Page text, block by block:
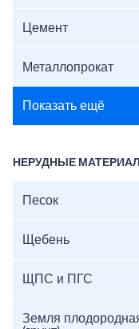
Цемент
Металлопрокат
Показать ещё
НЕРУДНЫЕ
Песок
Щебень
ЩПС и ПГС
Земля